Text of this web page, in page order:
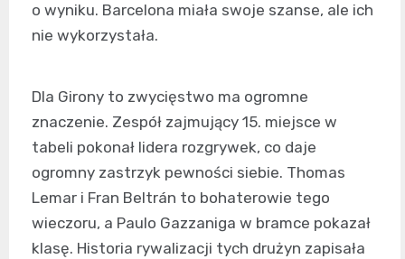
o wyniku. Barcelona miała swoje szanse, ale ich
nie wykorzystała.
Dla Girony to zwycięstwo ma ogromne
znaczenie. Zespół zajmujący 15. miejsce w
tabeli pokonał lidera rozgrywek, co daje
ogromny zastrzyk pewności siebie. Thomas
Lemar i Fran Beltrán to bohaterowie tego
wieczoru, a Paulo Gazzaniga w bramce pokazał
klasę. Historia rywalizacji tych drużyn zapisała